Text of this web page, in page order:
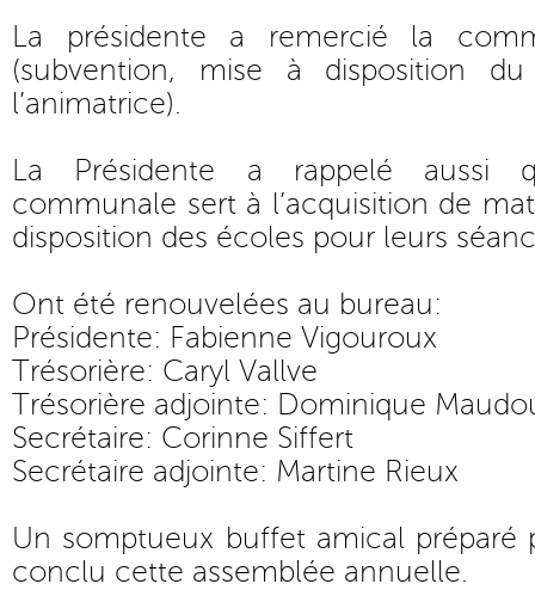
La présidente a remercié la
(subvention, mise à disposition
l’animatrice).
La Présidente a rappelé aussi
communale sert à l’acquisition de
disposition des écoles pour leurs
Ont été renouvelées au bureau:
Présidente: Fabienne Vigouroux
Trésorière: Caryl Vallve
Trésorière adjointe: Dominique
Secrétaire: Corinne Siffert
Secrétaire adjointe: Martine Rieux
Un somptueux buffet amical préparé
conclu cette assemblée annuelle.